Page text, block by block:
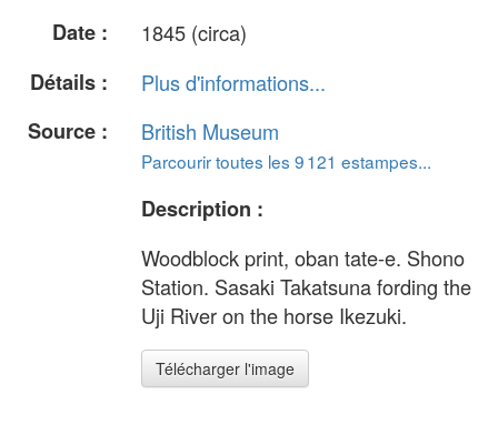
Date :
1845 (circa)
Détails :
Plus d'informations...
Source :
British Museum
Parcourir toutes les 9 121 estampes...
Description :
Woodblock print, oban tate-e. Shono
Station. Sasaki Takatsuna fording the
Uji River on the horse Ikezuki.
Télécharger l'image